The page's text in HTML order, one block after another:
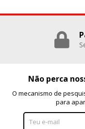
Não perca
O mecanismo de
para